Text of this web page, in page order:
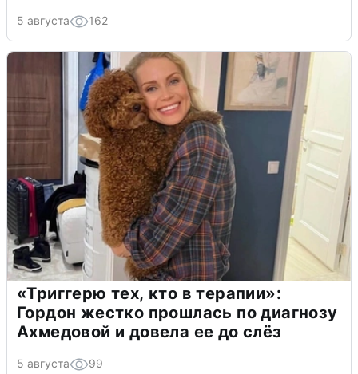
5 августа 162
«Триггерю тех, кто в терапии»:
Гордон жестко прошлась по диагнозу
Ахмедовой и довела ее до слёз
5 августа 99